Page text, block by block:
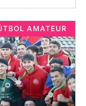
AMATEUR